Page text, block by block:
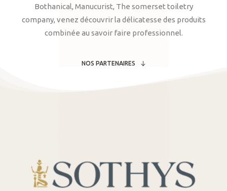
Bothanical, Manucurist, The somerset toiletry
company, venez découvrir la délicatesse des produits
combinée au savoir faire professionnel.
NOS PARTENAIRES